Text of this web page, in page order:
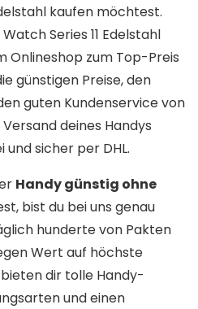
kaufen möchtest.
Series 11 Edelstahl
Onlineshop zum Top-Preis
günstigen Preise, den
guten Kundenservice von
Versand deines Handys
sicher per DHL.
Handy günstig ohne
bist du bei uns genau
hunderte von Pakten
Wert auf höchste
dir tolle Handy-
und einen